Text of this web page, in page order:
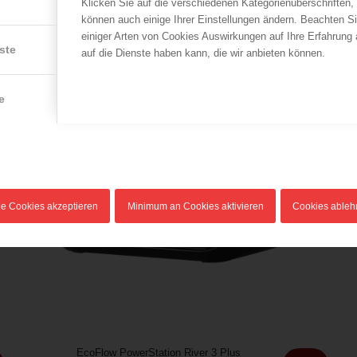
Klicken Sie auf die verschiedenen
können auch einige Ihrer Einstellungen ändern. Beachten
einiger Arten von Cookies Auswirkungen auf Ihre
auf die Dienste haben kann, die wir anbieten können.
Cookies akzeptieren Minimum an Cookies aktivieren Cookies
EcoFlow PowerStation River 3 Plus